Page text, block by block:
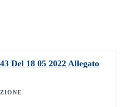
Del 18 05 2022 Allegato